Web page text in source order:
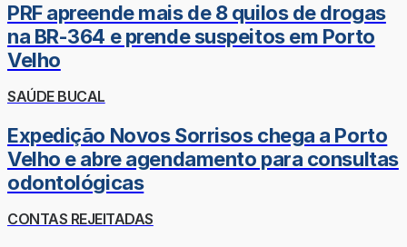
PRF apreende mais de 8 quilos de drogas
na BR-364 e prende suspeitos em Porto
Velho
SAÚDE BUCAL
Expedição Novos Sorrisos chega a Porto
Velho e abre agendamento para consultas
odontológicas
CONTAS REJEITADAS